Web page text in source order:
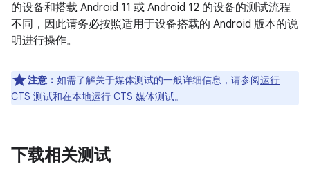
的设备和搭载 Android 11 或 Android 12 的设备的测试流程
不同，因此请务必按照适用于设备搭载的 Android 版本的说
明进行操作。
注意： 如需了解关于媒体测试的一般详细信息，请参阅运行
CTS 测试和在本地运行 CTS 媒体测试。
下载相关测试